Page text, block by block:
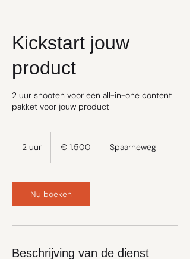
Kickstart jouw
product
2 uur shooten voor een all-in-one content
pakket voor jouw product
2 uur
r
€ 1.500 Spaarneweg
Nu boeken
Beschrijving van de dienst